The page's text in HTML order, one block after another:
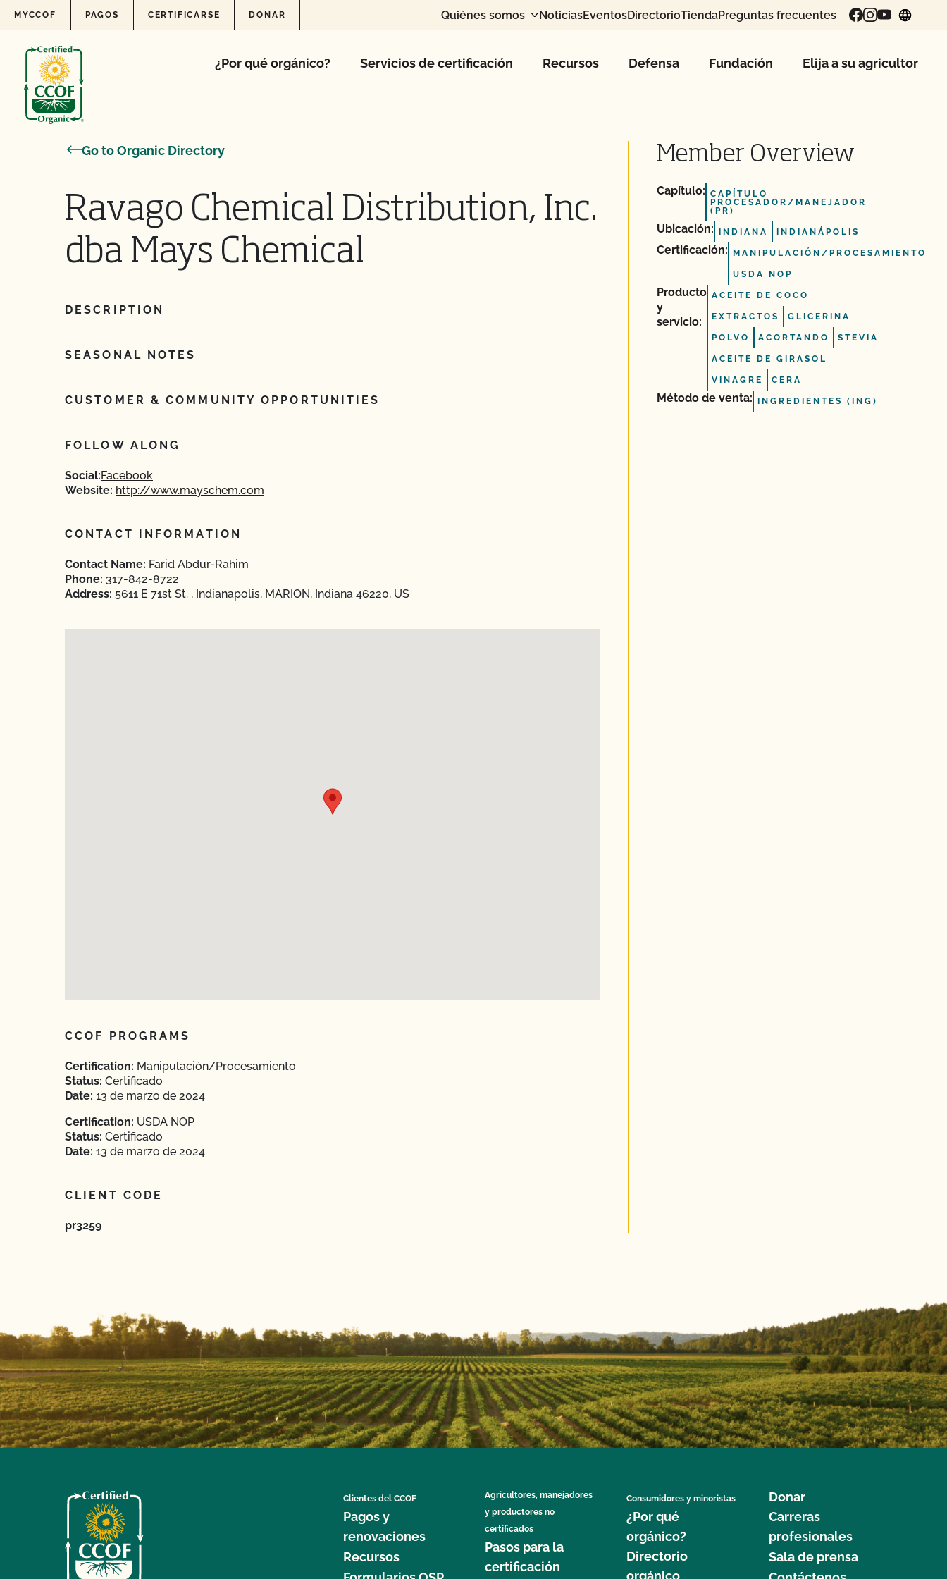
Skip to content
MYCCOF PAGOS CERTIFICARSE DONAR Quiénes somos NoticiasEventosDirectorioTiendaPreguntas frecuentes
¿Por qué orgánico? Servicios de certificación Recursos Defensa Fundación Elija a su agricultor
Go to Organic Directory
Ravago Chemical Distribution, Inc.
dba Mays Chemical
DESCRIPTION
SEASONAL NOTES
CUSTOMER & COMMUNITY OPPORTUNITIES
FOLLOW ALONG
Social:Facebook
Website: http://www.mayschem.com
CONTACT INFORMATION
Contact Name: Farid Abdur-Rahim
Phone: 317-842-8722
Address: 5611 E 71st St. , Indianapolis, MARION, Indiana 46220, US
CCOF PROGRAMS
Certification: Manipulación/Procesamiento
Status: Certificado
Date: 13 de marzo de 2024
Certification: USDA NOP
Status: Certificado
Date: 13 de marzo de 2024
CLIENT CODE
pr3259
Member Overview
Capítulo: CAPÍTULO
PROCESADOR/MANEJADOR
(PR)
Ubicación: INDIANA INDIANÁPOLIS
Certificación: MANIPULACIÓN/PROCESAMIENTO
USDA NOP
Producto
y
servicio:
ACEITE DE COCO
EXTRACTOS GLICERINA
POLVO ACORTANDO STEVIA
ACEITE DE GIRASOL
VINAGRE CERA
Método de venta: INGREDIENTES (ING)
Clientes del CCOF
Pagos y
renovaciones
Recursos
Agricultores, manejadores
y productores no
certificados
Pasos para la
certificación
Consumidores y minoristas
¿Por qué
orgánico?
Directorio
orgánico
Donar
Carreras
profesionales
Sala de prensa